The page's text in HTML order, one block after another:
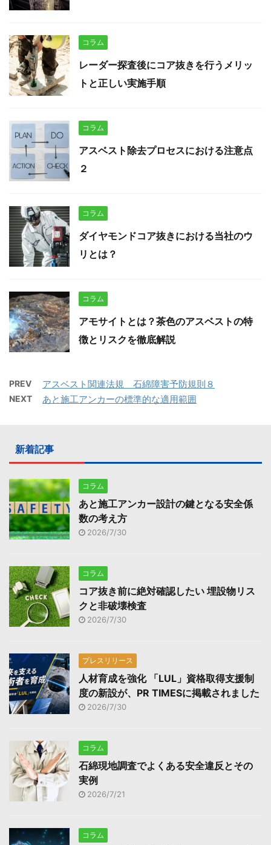
コラム
レーダー探査後にコア抜きを行うメリッ
トと正しい実施手順
コラム
アスベスト除去プロセスにおける注意点
２
コラム
ダイヤモンドコア抜きにおける当社のウ
リとは？
コラム
アモサイトとは？茶色のアスベストの特
徴とリスクを徹底解説
PREV アスベスト関連法規 石綿障害予防規則８
NEXT あと施工アンカーの標準的な適用範囲
新着記事
コラム
あと施工アンカー設計の鍵となる安全係
数の考え方
2026/7/30
コラム
コア抜き前に絶対確認したい 埋設物リス
クと非破壊検査
2026/7/30
プレスリリース
人材育成を強化 「LUL」資格取得支援制
度の新設が、PR TIMESに掲載されました
2026/7/30
コラム
石綿現地調査でよくある安全違反とその
実例
2026/7/21
コラム